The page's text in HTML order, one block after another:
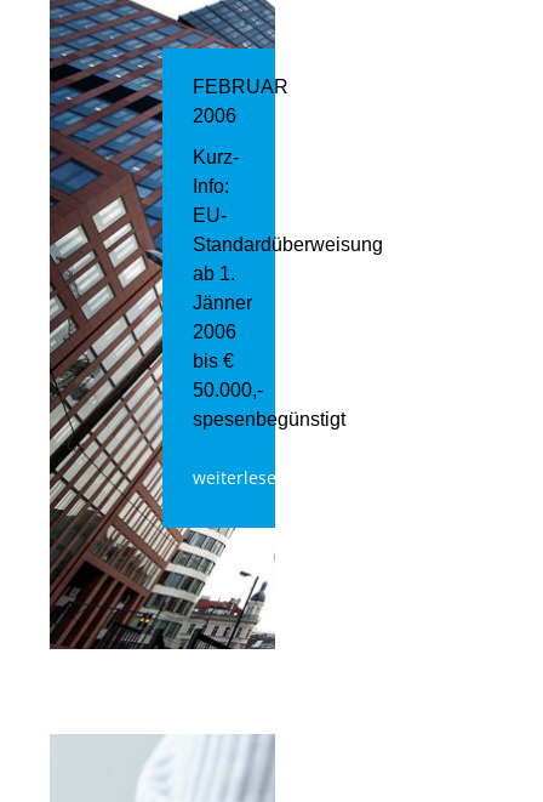
FEBRUAR
2006
Kurz-
Info:
EU-
Standardüberweisung
ab 1.
Jänner
2006
bis €
50.000,-
spesenbegünstigt
weiterlesen